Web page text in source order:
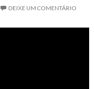
DEIXE UM COMENTÁRIO